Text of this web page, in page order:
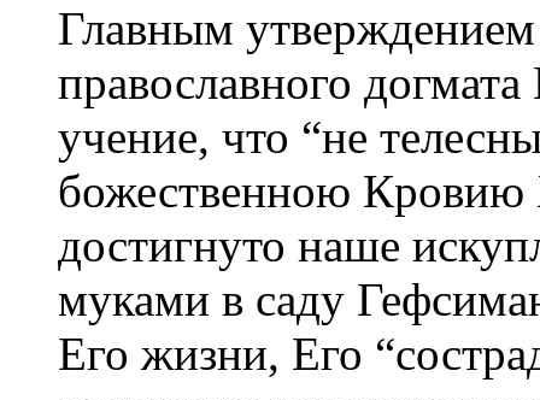
Главным
православного
учение, что “не
божественною Кровию
достигнуто наше
муками в саду
Его жизни, Его